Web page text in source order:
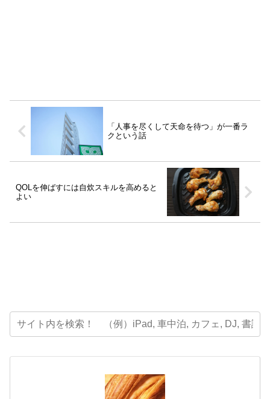
「人事を尽くして天命を待つ」が一番ラ
クという話
QOLを伸ばすには自炊スキルを高めると
よい